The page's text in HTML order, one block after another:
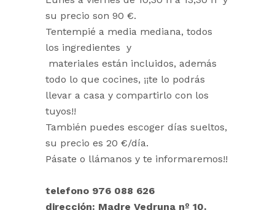
su precio son 90 €.
Tentempié a media mediana, todos
los ingredientes y
materiales están incluidos, además
todo lo que cocines, ¡¡te lo podrás
llevar a casa y compartirlo con los
tuyos!!
También puedes escoger días sueltos,
su precio es 20 €/día.
Pásate o llámanos y te informaremos!!
telefono 976 088 626
dirección: Madre Vedruna nº 10.